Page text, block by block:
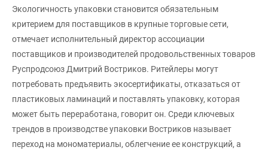
Экологичность упаковки становится обязательным
критерием для поставщиков в крупные торговые сети,
отмечает исполнительный директор ассоциации
поставщиков и производителей продовольственных товаров
Руспродсоюз Дмитрий Востриков. Ритейлеры могут
потребовать предъявить экосертификаты, отказаться от
пластиковых ламинаций и поставлять упаковку, которая
может быть переработана, говорит он. Среди ключевых
трендов в производстве упаковки Востриков называет
переход на мономатериалы, облегчение ее конструкций, а